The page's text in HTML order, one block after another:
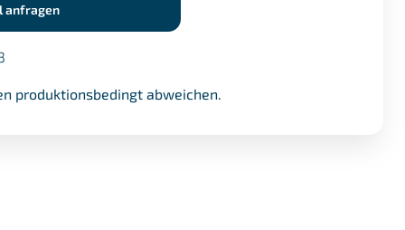
anfragen
produktionsbedingt abweichen.